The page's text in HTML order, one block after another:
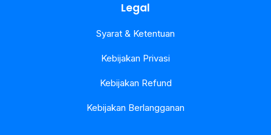
Legal
Syarat & Ketentuan
Kebijakan Privasi
Kebijakan Refund
Kebijakan Berlangganan